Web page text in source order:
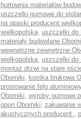
hurtownia materiałów
uszczelki gumowe do
na opaski producent
wielkopolska, uszczelki do
materiały budowlane
wewnętrzne zewnętrzne
wielkopolska, uszczelki do
montaż drzwi na stare
Oborniki, kostka brukowa
prostowanie felg
Oborniki, wyroby gumowe
opon Oborniki, zakuwanie
akustycznych producent ,